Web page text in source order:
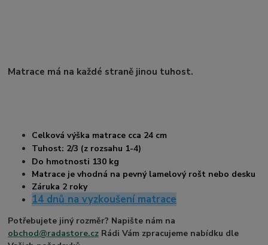
Matrace má na každé straně jinou tuhost.
Celková výška matrace cca 24 cm
Tuhost: 2/3 (z rozsahu 1-4)
Do hmotnosti 130 kg
Matrace je vhodná na pevný lamelový rošt nebo desku
Záruka 2 roky
14 dnů na vyzkoušení matrace
Potřebujete jiný rozměr? Napište nám na
obchod@radastore.cz Rádi Vám zpracujeme nabídku dle